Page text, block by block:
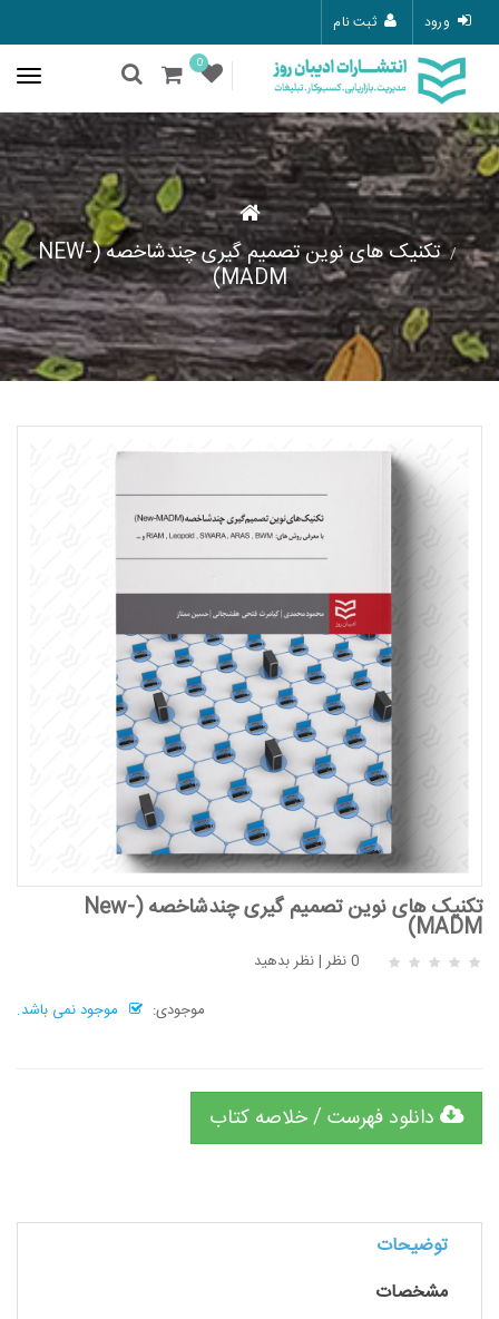
ورود ثبت نام
0
تکنیک های نوین تصمیم گیری چندشاخصه (NEW-
MADM)
تکنیک های نوین تصمیم گیری چندشاخصه (New-
MADM)
0 نظر |نظر بدهید
موجودی:
موجود نمی باشد.
دانلود فهرست / خلاصه کتاب
توضیحات
مشخصات